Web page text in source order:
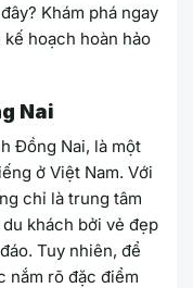
Khám phá ngay
kế hoạch hoàn hảo
Nai
Đồng Nai, là một
ở Việt Nam. Với
chỉ là trung tâm
khách bởi vẻ đẹp
Tuy nhiên, để
nắm rõ đặc điểm